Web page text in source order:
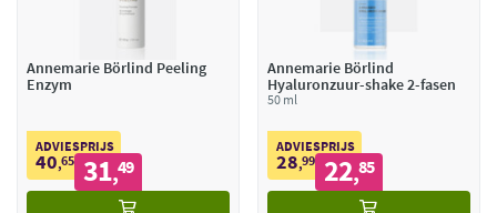
Annemarie Börlind Peeling
Enzym
ADVIESPRIJS
40,65 31,49
Annemarie Börlind
Hyaluronzuur-shake 2-fasen
50 ml
ADVIESPRIJS
28,99 22,85